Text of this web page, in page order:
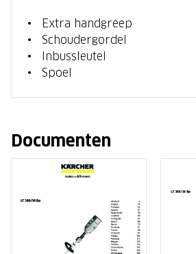
Extra handgreep
Schoudergordel
Inbussleutel
Spoel
Documenten